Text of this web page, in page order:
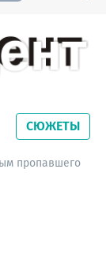
свежие
СЮЖЕТЫ
пропавшего